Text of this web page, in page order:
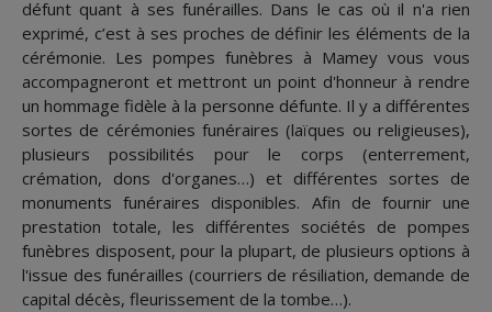
défunt quant à ses funérailles. Dans le cas où il n'a rien
exprimé, c’est à ses proches de définir les éléments de la
cérémonie. Les pompes funèbres à Mamey vous vous
accompagneront et mettront un point d'honneur à rendre
un hommage fidèle à la personne défunte. Il y a différentes
sortes de cérémonies funéraires (laïques ou religieuses),
plusieurs possibilités pour le corps (enterrement,
crémation, dons d'organes…) et différentes sortes de
monuments funéraires disponibles. Afin de fournir une
prestation totale, les différentes sociétés de pompes
funèbres disposent, pour la plupart, de plusieurs options à
l'issue des funérailles (courriers de résiliation, demande de
capital décès, fleurissement de la tombe…).